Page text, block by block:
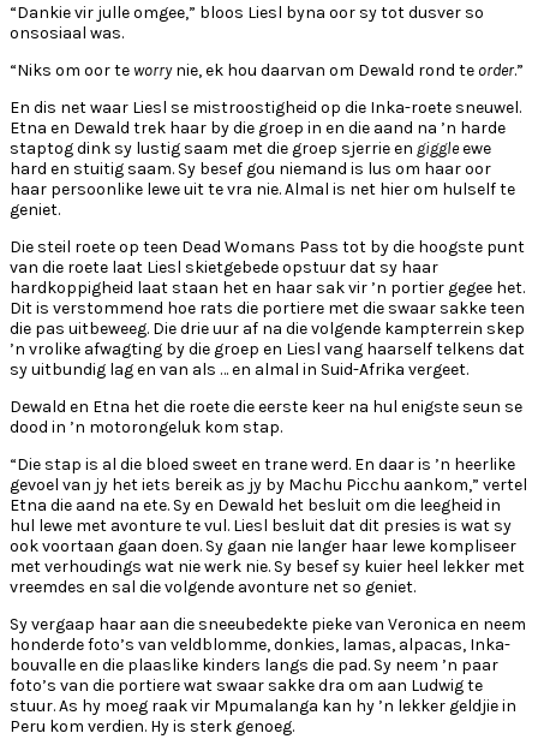
“Dankie vir julle omgee,” bloos Liesl byna oor sy tot dusver so
onsosiaal was.
“Niks om oor te worrynie, ek hou daarvan om Dewald rond te order.”
En dis net waar Liesl se mistroostigheid op die Inka-roete sneuwel.
Etna en Dewald trek haar by die groep in en die aand na ’n harde
staptog dink sy lustig saam met die groep sjerrie en giggleewe
hard en stuitig saam. Sy besef gou niemand is lus om haar oor
haar persoonlike lewe uit te vra nie. Almal is net hier om hulself te
geniet.
Die steil roete op teen Dead Womans Pass tot by die hoogste punt
van die roete laat Liesl skietgebede opstuur dat sy haar
hardkoppigheid laat staan het en haar sak vir ’n portier gegee het.
Dit is verstommend hoe rats die portiere met die swaar sakke teen
die pas uitbeweeg. Die drie uur af na die volgende kampterrein skep
’n vrolike afwagting by die groep en Liesl vang haarself telkens dat
sy uitbundig lag en van als … en almal in Suid-Afrika vergeet.
Dewald en Etna het die roete die eerste keer na hul enigste seun se
dood in ’n motorongeluk kom stap.
“Die stap is al die bloed sweet en trane werd. En daar is ’n heerlike
gevoel van jy het iets bereik as jy by Machu Picchu aankom,” vertel
Etna die aand na ete. Sy en Dewald het besluit om die leegheid in
hul lewe met avonture te vul. Liesl besluit dat dit presies is wat sy
ook voortaan gaan doen. Sy gaan nie langer haar lewe kompliseer
met verhoudings wat nie werk nie. Sy besef sy kuier heel lekker met
vreemdes en sal die volgende avonture net so geniet.
Sy vergaap haar aan die sneeubedekte pieke van Veronica en neem
honderde foto’s van veldblomme, donkies, lamas, alpacas, Inka-
bouvalle en die plaaslike kinders langs die pad. Sy neem ’n paar
foto’s van die portiere wat swaar sakke dra om aan Ludwig te
stuur. As hy moeg raak vir Mpumalanga kan hy ’n lekker geldjie in
Peru kom verdien. Hy is sterk genoeg.